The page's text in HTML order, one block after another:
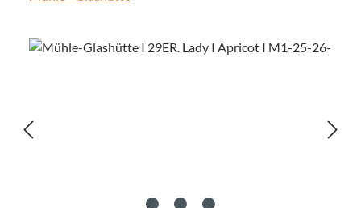
Bildergalerie überspringen